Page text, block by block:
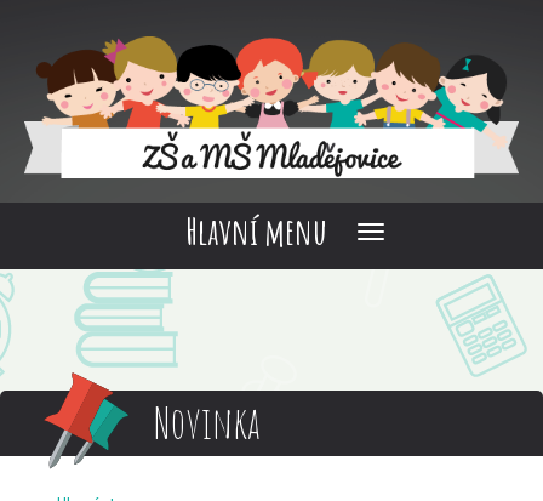
Hlavní menu
Novinka